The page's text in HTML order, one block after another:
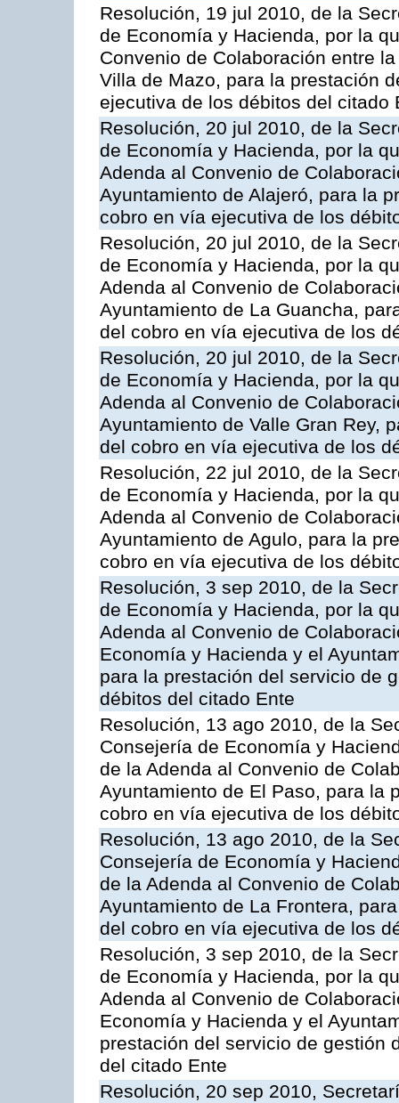
Resolución, 19 jul 2010, de la
de Economía y Hacienda, por la
Convenio de Colaboración entre
Villa de Mazo, para la prestación
ejecutiva de los débitos del citado
Resolución, 20 jul 2010, de la
de Economía y Hacienda, por la
Adenda al Convenio de
Ayuntamiento de Alajeró, para la
cobro en vía ejecutiva de los
Resolución, 20 jul 2010, de la
de Economía y Hacienda, por la
Adenda al Convenio de
Ayuntamiento de La Guancha,
del cobro en vía ejecutiva de los
Resolución, 20 jul 2010, de la
de Economía y Hacienda, por la
Adenda al Convenio de
Ayuntamiento de Valle Gran Rey,
del cobro en vía ejecutiva de los
Resolución, 22 jul 2010, de la
de Economía y Hacienda, por la
Adenda al Convenio de
Ayuntamiento de Agulo, para la
cobro en vía ejecutiva de los
Resolución, 3 sep 2010, de la
de Economía y Hacienda, por la
Adenda al Convenio de
Economía y Hacienda y el
para la prestación del servicio de
débitos del citado Ente
Resolución, 13 ago 2010, de la
Consejería de Economía y
de la Adenda al Convenio de
Ayuntamiento de El Paso, para la
cobro en vía ejecutiva de los
Resolución, 13 ago 2010, de la
Consejería de Economía y
de la Adenda al Convenio de
Ayuntamiento de La Frontera,
del cobro en vía ejecutiva de los
Resolución, 3 sep 2010, de la
de Economía y Hacienda, por la
Adenda al Convenio de
Economía y Hacienda y el
prestación del servicio de gestión
del citado Ente
Resolución, 20 sep 2010,